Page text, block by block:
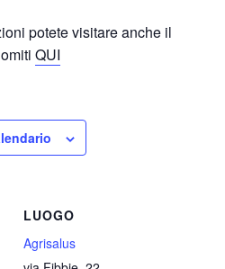
potete visitare anche il
QUI
LUOGO
Agrisalus